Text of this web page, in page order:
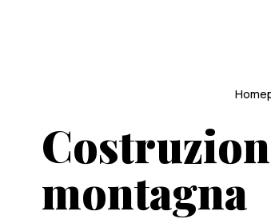
montagna